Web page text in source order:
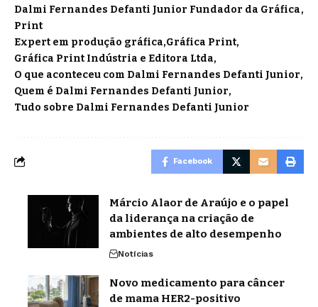
Dalmi Fernandes Defanti Junior Fundador da Gráfica
Print
Expert em produção gráfica Gráfica Print
Gráfica Print Indústria e Editora Ltda
O que aconteceu com Dalmi Fernandes Defanti Junior
Quem é Dalmi Fernandes Defanti Junior
Tudo sobre Dalmi Fernandes Defanti Junior
Facebook
Márcio Alaor de Araújo e o papel
da liderança na criação de
ambientes de alto desempenho
Notícias
Novo medicamento para câncer
de mama HER2-positivo